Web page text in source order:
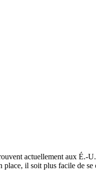
actuellement aux É.-
place, il soit plus facile de